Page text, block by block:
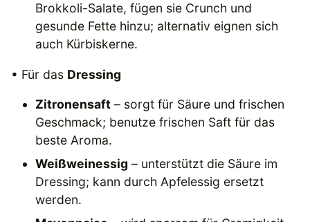
Brokkoli-Salate, fügen sie Crunch und
gesunde Fette hinzu; alternativ eignen sich
auch Kürbiskerne.
• Für das Dressing
Zitronensaft – sorgt für Säure und frischen
Geschmack; benutze frischen Saft für das
beste Aroma.
Weißweinessig – unterstützt die Säure im
Dressing; kann durch Apfelessig ersetzt
werden.